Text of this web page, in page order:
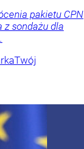
pakietu CPN
sondażu dla
Twój